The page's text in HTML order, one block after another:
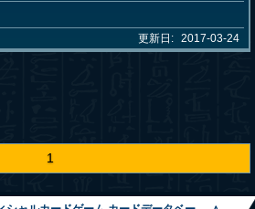
更新日: 2017-03-24
1